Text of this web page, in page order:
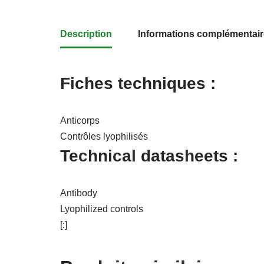
Description Informations
Fiches techniques :
Anticorps
Contrôles lyophilisés
Technical datasheets :
Antibody
Lyophilized controls
[:]